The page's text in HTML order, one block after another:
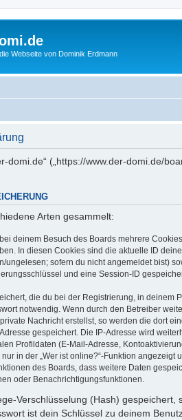
Webseite von Dominik Erdmann
domi.de“ („https://www.der-domi.de/
Arten gesammelt:
deinem Besuch des Boards mehrere
In diesen Cookies sind die aktuelle ID
ungelesen; sofern du nicht angemeldet bist)
und eine Session-ID
die du bei der Registrierung, in deinem
notwendig. Wenn durch den Betreiber
Nachricht erstellst, so werden die dort
gespeichert. Die IP-Adresse wird
Profildaten (E-Mail-Adresse,
in der „Wer ist online?“-Funktion angezeigt
des Boards, dass weitere Daten
oder Benachrichtigungsfunktionen.
Verschlüsselung (Hash)
ist dein Schlüssel zu deinem